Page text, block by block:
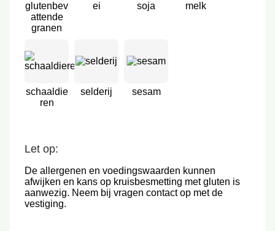
glutenbev
attende
granen
ei soja melk
schaaldie
ren
selderij sesam
Let op:
De allergenen en voedingswaarden kunnen
afwijken en kans op kruisbesmetting met gluten is
aanwezig. Neem bij vragen contact op met de
vestiging.